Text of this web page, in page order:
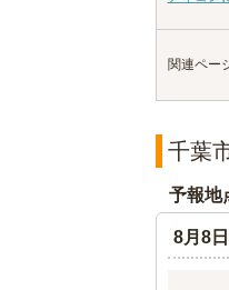
関連ペー
千葉
予報地
8月8